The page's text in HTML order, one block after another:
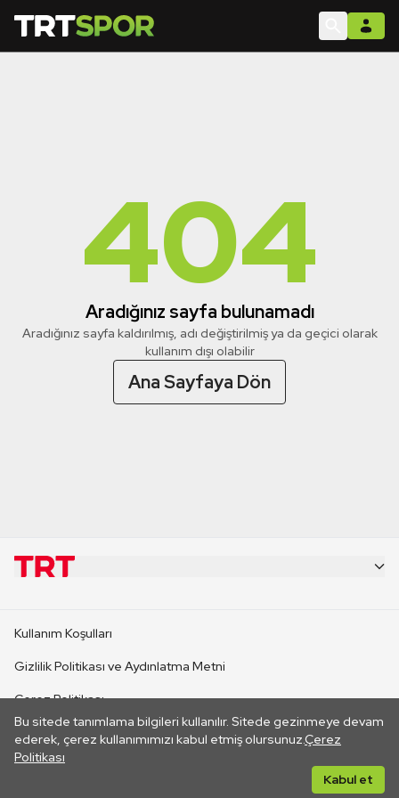
404
Aradığınız sayfa bulunamadı
Aradığınız sayfa kaldırılmış, adı değiştirilmiş ya da geçici olarak
kullanım dışı olabilir
Ana Sayfaya Dön
Bu sitede tanımlama bilgileri kullanılır. Sitede gezinmeye devam
ederek, çerez kullanımımızı kabul etmiş olursunuz.Çerez
Politikası
Kabul et
CANLI YAYINLAR
Kullanım Koşulları
Gizlilik Politikası ve Aydınlatma Metni
Çerez Politikası
İletişim
Her hakkı saklıdır. ©2026 TRT. Bağlantı yoluyla gidilen dış